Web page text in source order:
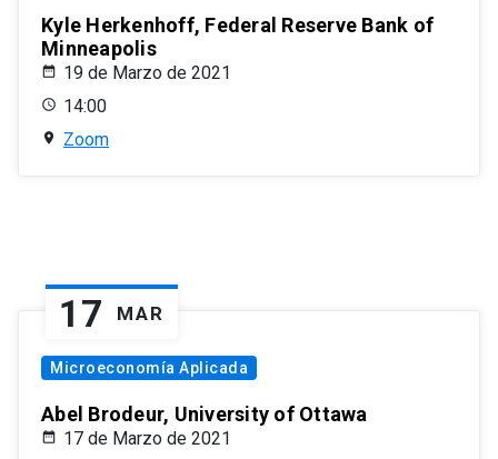
Kyle Herkenhoff, Federal Reserve Bank of
Minneapolis
19 de Marzo de 2021
14:00
Zoom
17 MAR
Microeconomía Aplicada
Abel Brodeur, University of Ottawa
17 de Marzo de 2021